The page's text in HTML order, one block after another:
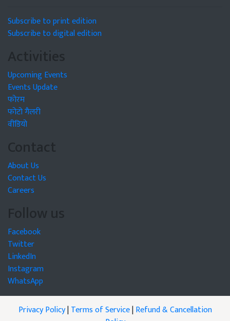
Subscribe to print edition
Subscribe to digital edition
Activities
Upcoming Events
Events Update
फोरम
फोटो गैलरी
वीडियो
Contact
About Us
Contact Us
Careers
Follow us
Facebook
Twitter
LinkedIn
Instagram
WhatsApp
Privacy Policy|Terms of Service|Refund & Cancellation